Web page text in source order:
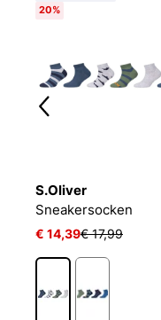
20%
S.Oliver
Sneakersocken
€ 14,39€ 17,99